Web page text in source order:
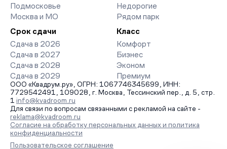
Подмосковье
Москва и МО
Недорогие
Рядом парк
Срок сдачи
Сдача в 2026
Сдача в 2027
Сдача в 2028
Сдача в 2029
Класс
Комфорт
Бизнес
Эконом
Премиум
ООО «Квадрум.ру», ОГРН: 1067746345699, ИНН:
7729542491, 109028, г. Москва, Тессинский пер., д. 5, стр.
1 info@kvadroom.ru
Для связи по вопросам связанными с рекламой на сайте -
reklama@kvadroom.ru
Согласие на обработку персональных данных и политика
конфиденциальности
Пользовательское соглашение